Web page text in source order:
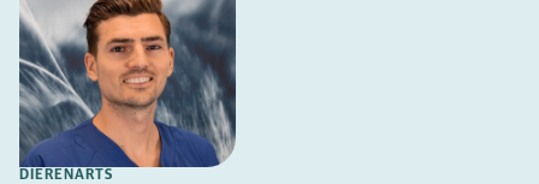
DIERENARTS